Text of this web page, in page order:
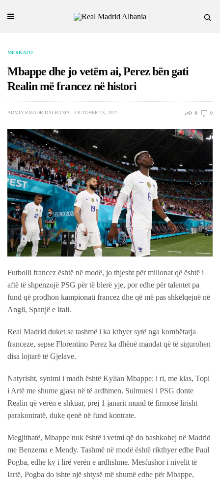
MERKATO
Mbappe dhe jo vetëm ai, Perez bën gati
Realin më francez në histori
ADMIN RMADRIDALBANIA OCTOBER 13, 2021 0 0
Futbolli francez është në modë, jo thjesht për milionat që është i
aftë të shpenzojë PSG për të blerë yje, por edhe për talentet pa
fund që prodhon kampionati francez dhe që më pas shkëlqejnë në
Angli, Spanjë e Itali.
Real Madrid duket se tashmë i ka kthyer sytë nga kombëtarja
franceze, sepse Florentino Perez ka dhënë mandat që të sigurohen
disa lojtarë të Gjelave.
Natyrisht, synimi i madh është Kylian Mbappe: i ri, me klas, Topi
i Artë me shume gjasa në të ardhmen. Sulmuesi i PSG donte
Realin që verën e shkuar, prej 1 janarit mund të firmosë lirisht
parakontratë, duke qenë në fund kontrate.
Megjithatë, Mbappe nuk është i vetmi që do bashkohej në Madrid
me Benzema e Mendy. Tashmë në modë është rikthyer edhe Paul
Pogba, edhe ky i lirë verën e ardhshme. Mesfushor i nivelit të
lartë, Pogba do ishte një shtysë më shumë edhe për Mbappe,